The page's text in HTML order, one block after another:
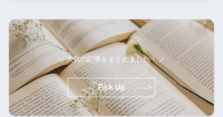
＼ 人気の記事をまとめました！ ／
Pick Up